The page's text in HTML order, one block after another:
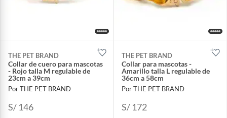
THE PET BRAND
Collar de cuero para mascotas
- Rojo talla M regulable de
23cm a 39cm
Por THE PET BRAND
S/ 146
THE PET BRAND
Collar para mascotas -
Amarillo talla L regulable de
36cm a 58cm
Por THE PET BRAND
S/ 172